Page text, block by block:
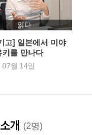
읽다
고] 일본에서 미야
키를 만나다
월 14일
개 (2명)